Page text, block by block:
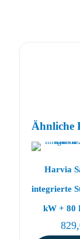
Ähnliche
Harvia
integrierte
kW + 80